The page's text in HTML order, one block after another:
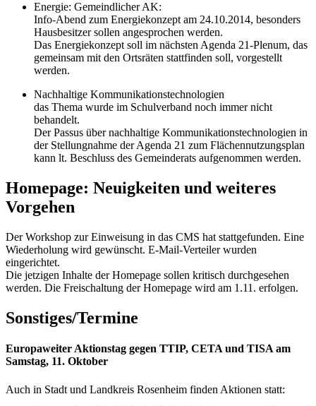
Energie: Gemeindlicher AK:
Info-Abend zum Energiekonzept am 24.10.2014, besonders
Hausbesitzer sollen angesprochen werden.
Das Energiekonzept soll im nächsten Agenda 21-Plenum, das
gemeinsam mit den Ortsräten stattfinden soll, vorgestellt
werden.
Nachhaltige Kommunikationstechnologien
das Thema wurde im Schulverband noch immer nicht
behandelt.
Der Passus über nachhaltige Kommunikationstechnologien in
der Stellungnahme der Agenda 21 zum Flächennutzungsplan
kann lt. Beschluss des Gemeinderats aufgenommen werden.
Homepage: Neuigkeiten und weiteres
Vorgehen
Der Workshop zur Einweisung in das CMS hat stattgefunden. Eine
Wiederholung wird gewünscht. E-Mail-Verteiler wurden
eingerichtet.
Die jetzigen Inhalte der Homepage sollen kritisch durchgesehen
werden. Die Freischaltung der Homepage wird am 1.11. erfolgen.
Sonstiges/Termine
Europaweiter Aktionstag gegen TTIP, CETA und TISA am
Samstag, 11. Oktober
Auch in Stadt und Landkreis Rosenheim finden Aktionen statt: